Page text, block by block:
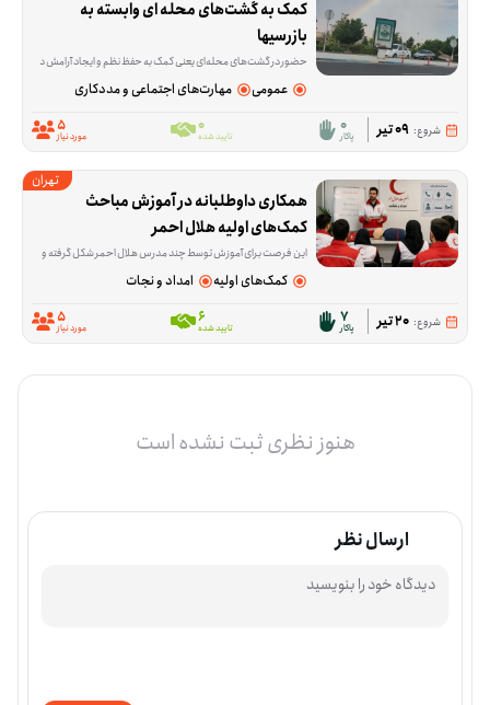
بازرسیها
حضور در گشت‌های محله‌ای یعنی کمک به حفظ نظم و ایجاد آرامش در فضاهای عمومی محله. این فرصت برای افرادی تعریف شده که می‌خواهند در یک فعالیت مشخص و میدانی، بخشی
عمومی مهارت‌های اجتماعی و مددکاری
شروع: 09 تیر 0پاکار 0
تایید شده 5
مورد نیاز
تهران
کمک‌های اولیه هلال احمر
این فرصت برای آموزش توسط چند مدرس هلال احمر شکل گرفته و تمرکز آن روی انتقال نکات کاربردی در حوزه حوادث و بحران است. داوطلبانی که در این زمینه
کمک‌های اولیه امداد و نجات
شروع: 20 تیر 7
پاکار 6
تایید شده 5
مورد نیاز
هنوز نظری ثبت نشده است
ارسال نظر